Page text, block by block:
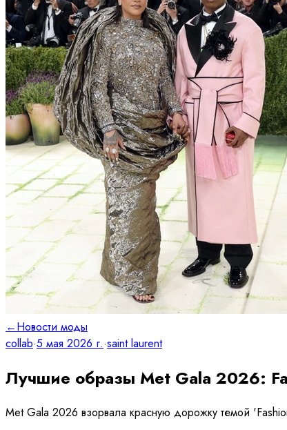
←Новости моды
collab·5 мая 2026 г.·saint laurent
Лучшие образы Met Gala 2026:
Met Gala 2026 взорвала красную дорожку темой